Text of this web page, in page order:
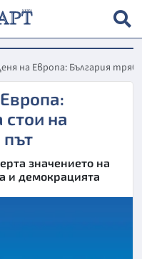
на Европа: България
на
път
значението на
и демокрацията